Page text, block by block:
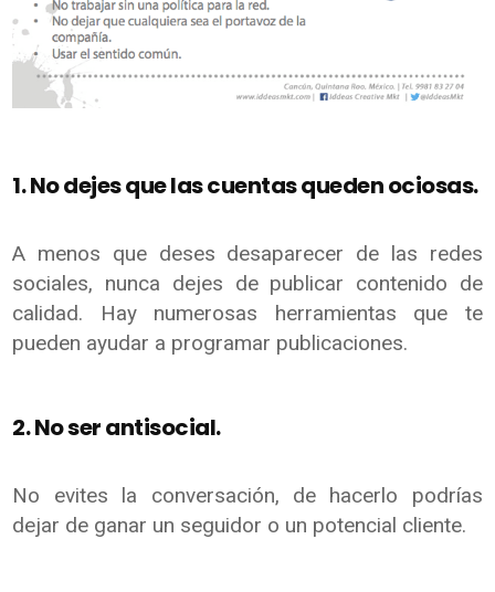
1. No dejes que las cuentas queden ociosas.
A menos que deses desaparecer de las redes
sociales, nunca dejes de publicar contenido de
calidad. Hay numerosas herramientas que te
pueden ayudar a programar publicaciones.
2. No ser antisocial.
No evites la conversación, de hacerlo podrías
dejar de ganar un seguidor o un potencial cliente.